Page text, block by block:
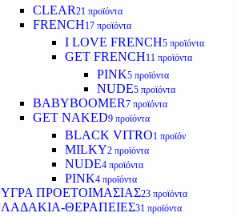
CLEAR21 προϊόντα
FRENCH17 προϊόντα
I LOVE FRENCH5 προϊόντα
GET FRENCH11 προϊόντα
PINK5 προϊόντα
NUDE5 προϊόντα
BABYBOOMER7 προϊόντα
GET NAKED9 προϊόντα
BLACK VITRO1 προϊόν
MILKY2 προϊόντα
NUDE4 προϊόντα
PINK4 προϊόντα
ΥΓΡΑ ΠΡΟΕΤΟΙΜΑΣΙΑΣ23 προϊόντα
ΛΑΔΑΚΙΑ-ΘΕΡΑΠΕΙΕΣ31 προϊόντα